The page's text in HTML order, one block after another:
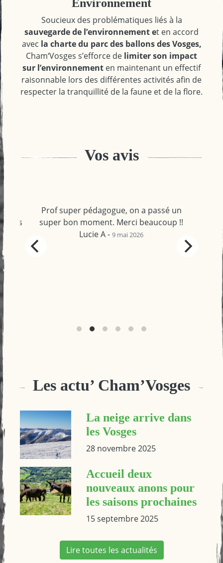
Environnement
Soucieux des problématiques liés à la
sauvegarde de l’environnement et en accord
avec la charte du parc des ballons des Vosges,
Cham‘Vosges s’efforce de limiter son impact
sur l’environnement en maintenant un effectif
raisonnable lors des différentes activités afin de
respecter la tranquillité de la faune et de la flore.
Vos avis
un
!!
dieudonne valerie -13 janvier 2024
Les actu’ Cham’Vosges
La neige arrive dans
les Vosges
28 novembre 2025
Accueil deux
nouveaux anons pour
les saisons prochaines
15 septembre 2025
Lire toutes les actualités